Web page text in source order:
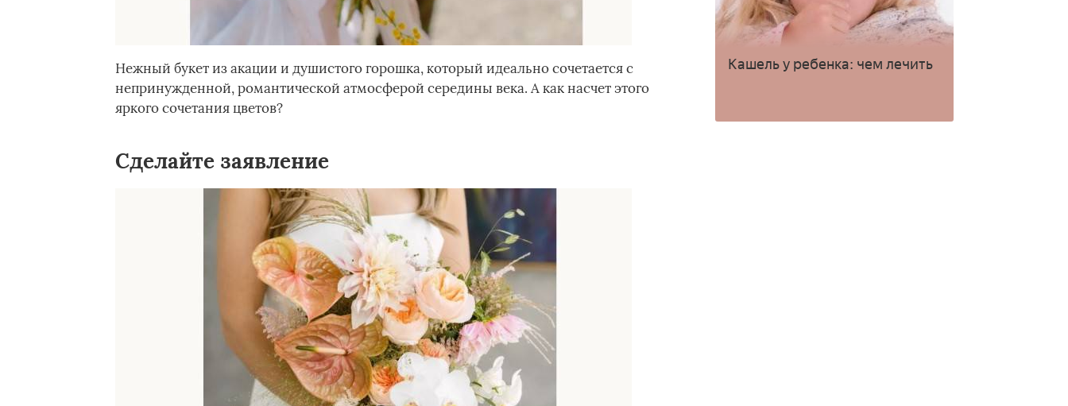
Нежный букет из акации и душистого горошка, который идеально сочетается с
непринужденной, романтической атмосферой середины века. А как насчет этого
яркого сочетания цветов?
Сделайте заявление
Кашель у ребенка: чем лечить